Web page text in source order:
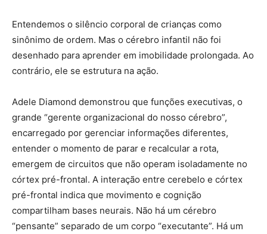
Entendemos o silêncio corporal de crianças como
sinônimo de ordem. Mas o cérebro infantil não foi
desenhado para aprender em imobilidade prolongada. Ao
contrário, ele se estrutura na ação.
Adele Diamond demonstrou que funções executivas, o
grande “gerente organizacional do nosso cérebro”,
encarregado por gerenciar informações diferentes,
entender o momento de parar e recalcular a rota,
emergem de circuitos que não operam isoladamente no
córtex pré-frontal. A interação entre cerebelo e córtex
pré-frontal indica que movimento e cognição
compartilham bases neurais. Não há um cérebro
“pensante” separado de um corpo “executante”. Há um